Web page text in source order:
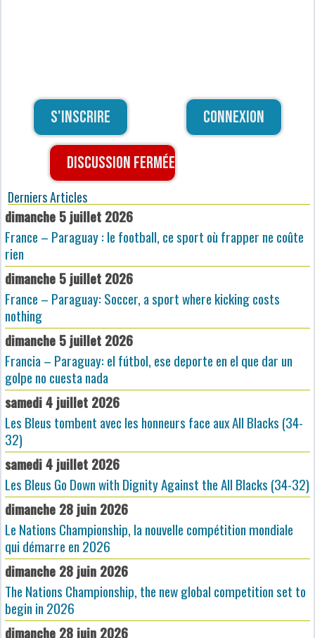
S'inscrire Connexion
Discussion fermée
Derniers Articles
dimanche 5 juillet 2026
France – Paraguay : le football, ce sport où frapper ne coûte
rien
dimanche 5 juillet 2026
France – Paraguay: Soccer, a sport where kicking costs
nothing
dimanche 5 juillet 2026
Francia – Paraguay: el fútbol, ese deporte en el que dar un
golpe no cuesta nada
samedi 4 juillet 2026
Les Bleus tombent avec les honneurs face aux All Blacks (34-
32)
samedi 4 juillet 2026
Les Bleus Go Down with Dignity Against the All Blacks (34-32)
dimanche 28 juin 2026
Le Nations Championship, la nouvelle compétition mondiale
qui démarre en 2026
dimanche 28 juin 2026
The Nations Championship, the new global competition set to
begin in 2026
dimanche 28 juin 2026